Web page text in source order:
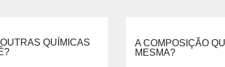
QUÍMICAS
A COMPOSIÇÃO
MESMA?